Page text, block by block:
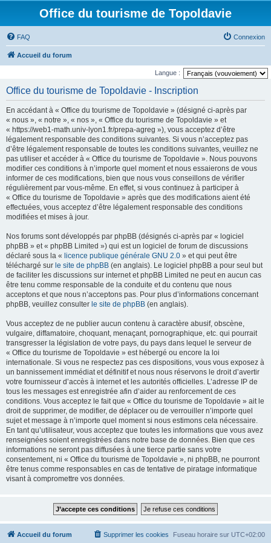
Office du tourisme de Topoldavie
FAQ Connexion
Accueil du forum
Langue :
Office du tourisme de Topoldavie - Inscription
En accédant à « Office du tourisme de Topoldavie » (désigné ci-après par
« nous », « notre », « nos », « Office du tourisme de Topoldavie » et
« https://web1-math.univ-lyon1.fr/prepa-agreg »), vous acceptez d’être
légalement responsable des conditions suivantes. Si vous n’acceptez pas
d’être légalement responsable de toutes les conditions suivantes, veuillez ne
pas utiliser et accéder à « Office du tourisme de Topoldavie ». Nous pouvons
modifier ces conditions à n’importe quel moment et nous essaierons de vous
informer de ces modifications, bien que nous vous conseillons de vérifier
régulièrement par vous-même. En effet, si vous continuez à participer à
« Office du tourisme de Topoldavie » après que des modifications aient été
effectuées, vous acceptez d’être légalement responsable des conditions
modifiées et mises à jour.
Nos forums sont développés par phpBB (désignés ci-après par « logiciel
phpBB » et « phpBB Limited ») qui est un logiciel de forum de discussions
déclaré sous la « licence publique générale GNU 2.0 » et qui peut être
téléchargé sur le site de phpBB (en anglais). Le logiciel phpBB a pour seul but
de faciliter les discussions sur internet et phpBB Limited ne peut en aucun cas
être tenu comme responsable de la conduite et du contenu que nous
acceptons et que nous n’acceptons pas. Pour plus d’informations concernant
phpBB, veuillez consulter le site de phpBB (en anglais).
Vous acceptez de ne publier aucun contenu à caractère abusif, obscène,
vulgaire, diffamatoire, choquant, menaçant, pornographique, etc. qui pourrait
transgresser la législation de votre pays, du pays dans lequel le serveur de
« Office du tourisme de Topoldavie » est hébergé ou encore la loi
internationale. Si vous ne respectez pas ces dispositions, vous vous exposez à
un bannissement immédiat et définitif et nous nous réservons le droit d’avertir
votre fournisseur d’accès à internet et les autorités officielles. L’adresse IP de
tous les messages est enregistrée afin d’aider au renforcement de ces
conditions. Vous acceptez le fait que « Office du tourisme de Topoldavie » ait le
droit de supprimer, de modifier, de déplacer ou de verrouiller n’importe quel
sujet et message à n’importe quel moment si nous estimons cela nécessaire.
En tant qu’utilisateur, vous acceptez que toutes les informations que vous avez
renseignées soient enregistrées dans notre base de données. Bien que ces
informations ne seront pas diffusées à une tierce partie sans votre
consentement, ni « Office du tourisme de Topoldavie », ni phpBB, ne pourront
être tenus comme responsables en cas de tentative de piratage informatique
visant à compromettre vos données.
Accueil du forum Fuseau horaire sur UTC+02:00
Supprimer les cookies